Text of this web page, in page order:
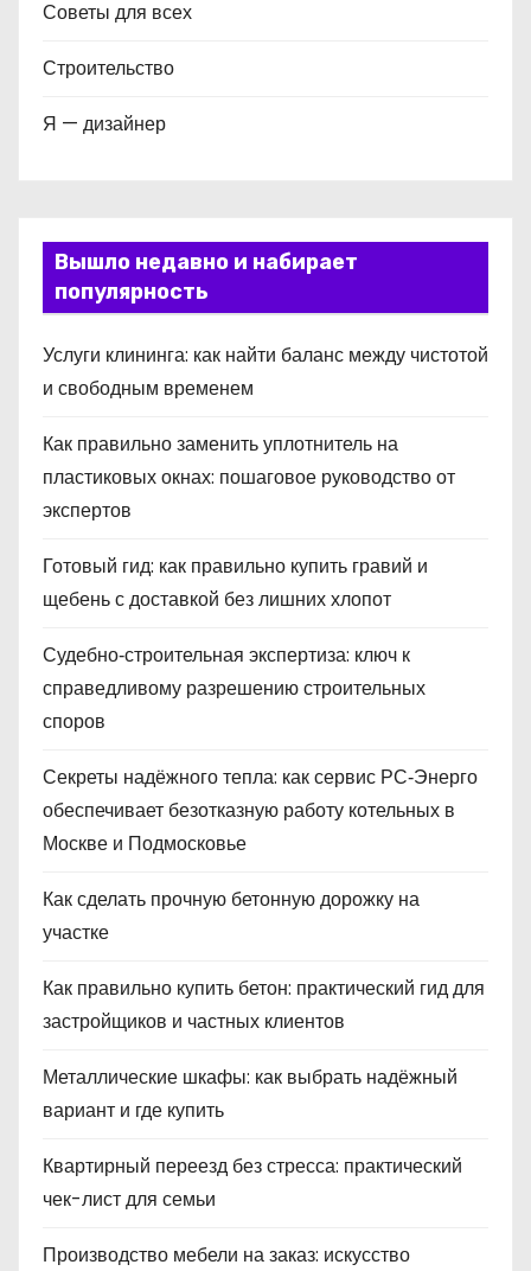
Советы для всех
Строительство
Я — дизайнер
Вышло недавно и набирает
популярность
Услуги клининга: как найти баланс между чистотой
и свободным временем
Как правильно заменить уплотнитель на
пластиковых окнах: пошаговое руководство от
экспертов
Готовый гид: как правильно купить гравий и
щебень с доставкой без лишних хлопот
Судебно‑строительная экспертиза: ключ к
справедливому разрешению строительных
споров
Секреты надёжного тепла: как сервис РС‑Энерго
обеспечивает безотказную работу котельных в
Москве и Подмосковье
Как сделать прочную бетонную дорожку на
участке
Как правильно купить бетон: практический гид для
застройщиков и частных клиентов
Металлические шкафы: как выбрать надёжный
вариант и где купить
Квартирный переезд без стресса: практический
чек-лист для семьи
Производство мебели на заказ: искусство